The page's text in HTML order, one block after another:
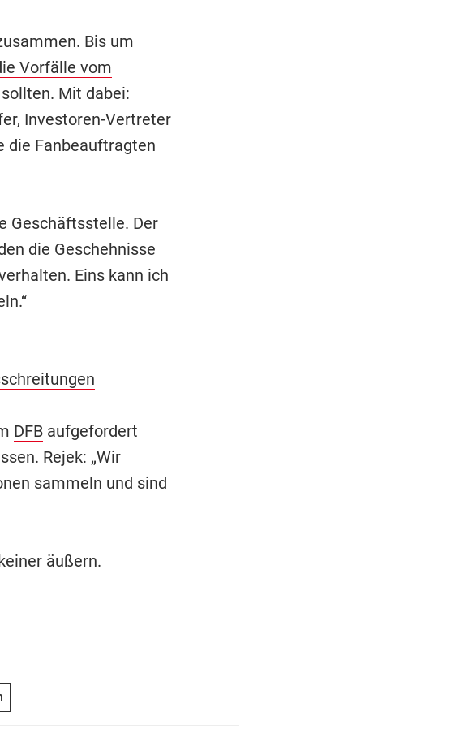
Bis um
Vorfälle vom
Mit dabei:
Investoren-Vertreter
die Fanbeauftragten
Geschäftsstelle. Der
die Geschehnisse
Eins kann ich
DFBaufgefordert
Rejek: „Wir
sammeln und sind
äußern.